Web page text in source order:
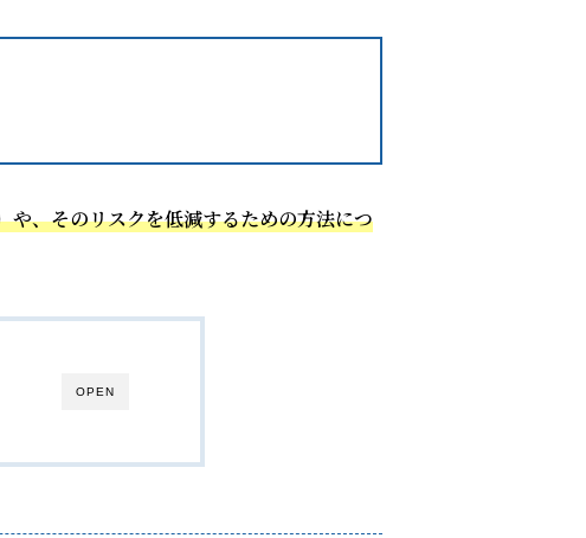
、そのリスクを低減するための方法につ
OPEN